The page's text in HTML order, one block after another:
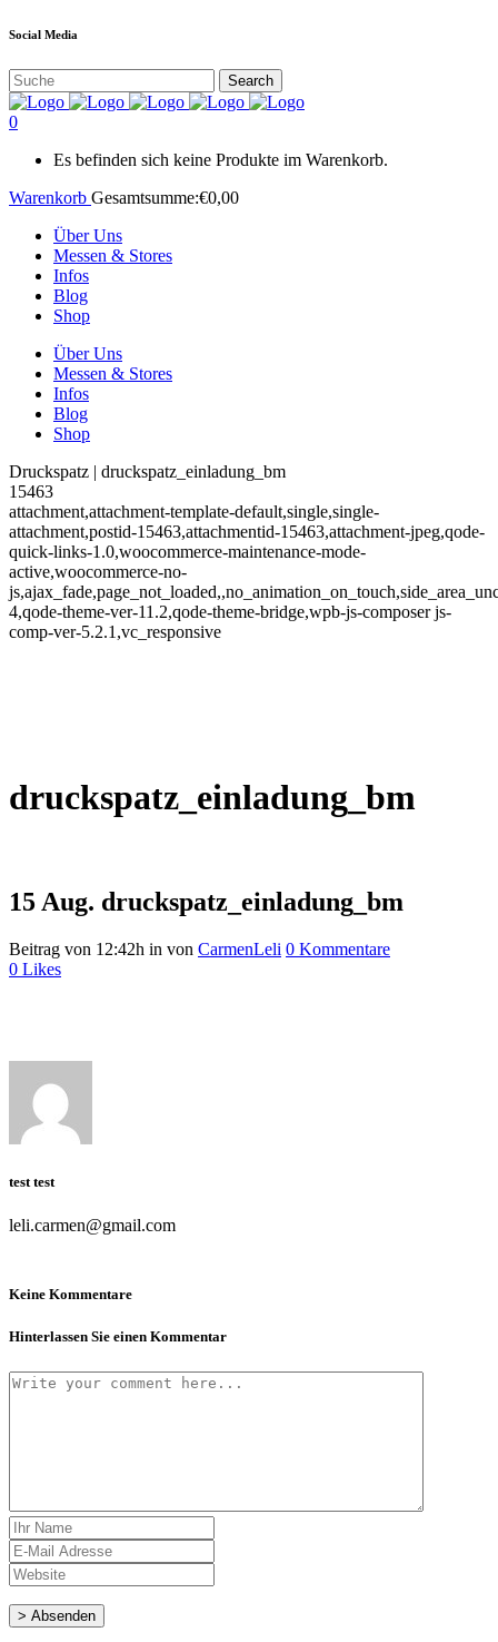
Social Media
0
Es befinden sich keine Produkte im Warenkorb.
Warenkorb Gesamtsumme:€0,00
Über Uns
Messen & Stores
Infos
Blog
Shop
Über Uns
Messen & Stores
Infos
Blog
Shop
Druckspatz | druckspatz_einladung_bm
15463
attachment,attachment-template-default,single,single-
attachment,postid-15463,attachmentid-15463,attachment-jpeg,qode-
quick-links-1.0,woocommerce-maintenance-mode-
active,woocommerce-no-
4,qode-theme-ver-11.2,qode-theme-bridge,wpb-js-composer js-
comp-ver-5.2.1,vc_responsive
druckspatz_einladung_bm
15 Aug. druckspatz_einladung_bm
Beitrag von 12:42h in von CarmenLeli 0 Kommentare
0 Likes
test test
leli.carmen@gmail.com
Keine Kommentare
Hinterlassen Sie einen Kommentar